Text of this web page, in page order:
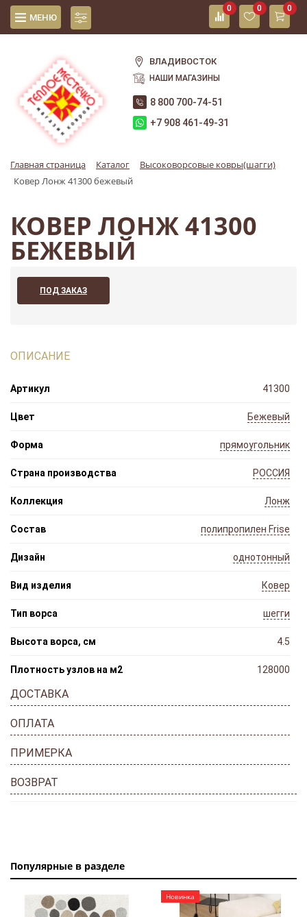
МЕНЮ
0 0 0
ВЛАДИВОСТОК
НАШИ МАГАЗИНЫ
8 800 700-74-51
+7 908 461-49-31
Главная страница Каталог
Высоковорсовые ковры(шагги)
Ковер Лонж 41300 бежевый
КОВЕР ЛОНЖ 41300
БЕЖЕВЫЙ
ПОД ЗАКАЗ
ОПИСАНИЕ
Артикул 41300
Цвет Бежевый
Форма прямоугольник
Страна производства РОССИЯ
Коллекция Лонж
Состав полипропилен Frise
Дизайн однотонный
Вид изделия Ковер
Тип ворса шегги
Высота ворса, см 4.5
Плотность узлов на м2 128000
ДОСТАВКА
ОПЛАТА
ПРИМЕРКА
ВОЗВРАТ
Популярные в разделе
Новинка